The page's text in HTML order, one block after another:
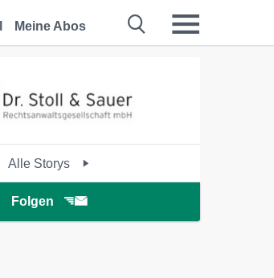
Meine Abos
Alle Storys
Folgen